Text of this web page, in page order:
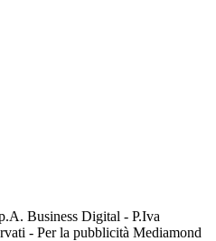
Business Digital - P.Iva
- Per la pubblicità Mediamond